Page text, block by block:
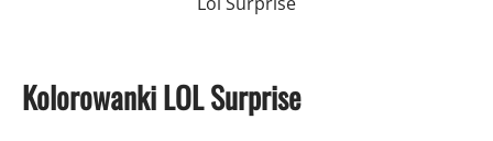
Kolorowanki LOL Surprise